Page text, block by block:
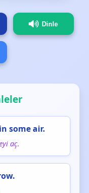
Dinle
some air.
aç.